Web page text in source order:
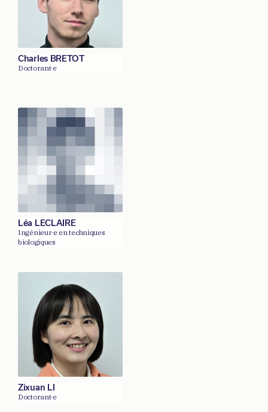
Charles BRETOT
Doctorant·e
Léa LECLAIRE
Ingénieur·e en techniques
biologiques
Zixuan LI
Doctorant·e